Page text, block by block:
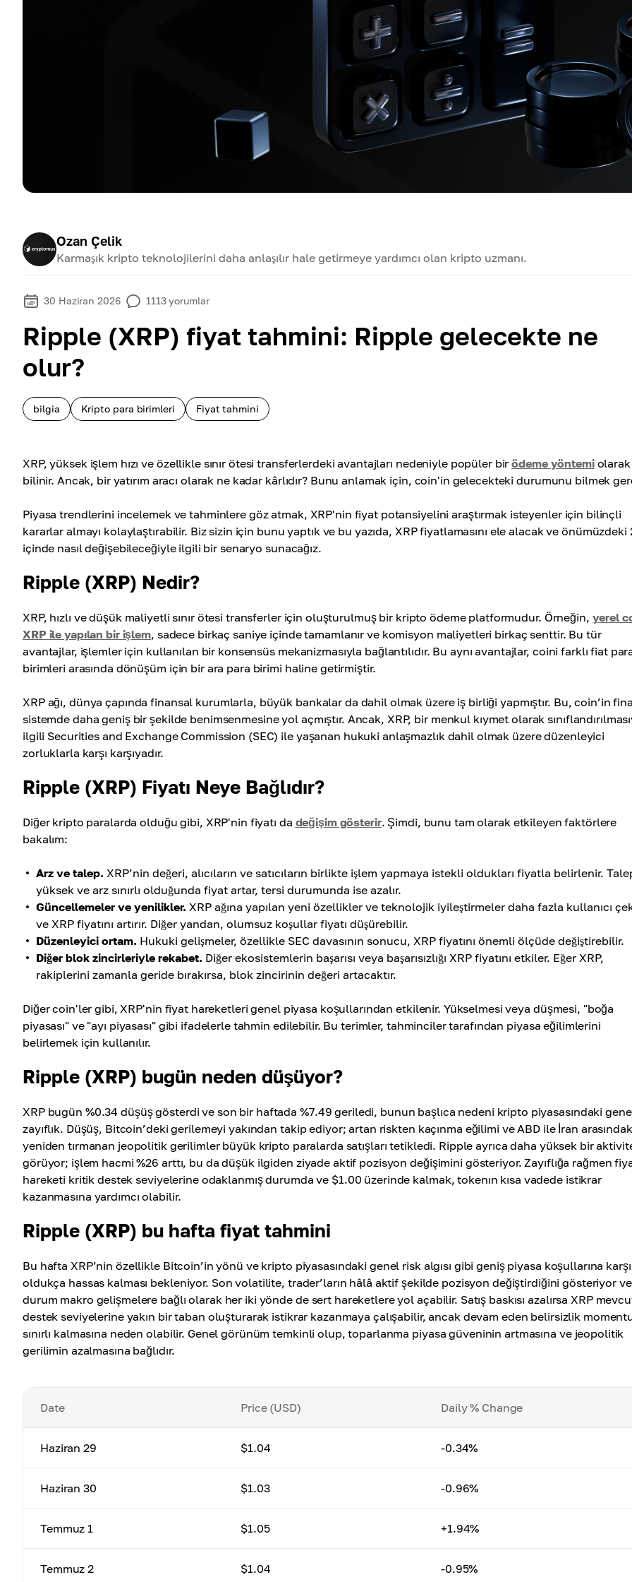
Ozan Çelik
Karmaşık kripto teknolojilerini daha anlaşılır hale getirmeye yardımcı olan kripto uzmanı.
30 Haziran 2026 1113 yorumlar
Ripple (XRP) fiyat tahmini: Ripple gelecekte ne
olur?
bilgia Kripto para birimleri Fiyat tahmini
XRP, yüksek işlem hızı ve özellikle sınır ötesi transferlerdeki avantajları nedeniyle popüler birödeme yöntemiolarak
bilinir. Ancak, bir yatırım aracı olarak ne kadar kârlıdır? Bunu anlamak için, coin'in gelecekteki durumunu bilmek
Piyasa trendlerini incelemek ve tahminlere göz atmak, XRP'nin fiyat potansiyelini araştırmak isteyenler için bilinçli
kararlar almayı kolaylaştırabilir. Biz sizin için bunu yaptık ve bu yazıda, XRP fiyatlamasını ele alacak ve önümüzdeki
içinde nasıl değişebileceğiyle ilgili bir senaryo sunacağız.
Ripple (XRP) Nedir?
XRP, hızlı ve düşük maliyetli sınır ötesi transferler için oluşturulmuş bir kripto ödeme platformudur. Örneğin, yerel
XRP ile yapılan bir işlem, sadece birkaç saniye içinde tamamlanır ve komisyon maliyetleri birkaç senttir. Bu tür
avantajlar, işlemler için kullanılan bir konsensüs mekanizmasıyla bağlantılıdır. Bu aynı avantajlar, coini farklı fiat
birimleri arasında dönüşüm için bir ara para birimi haline getirmiştir.
XRP ağı, dünya çapında finansal kurumlarla, büyük bankalar da dahil olmak üzere iş birliği yapmıştır. Bu, coin’in
sistemde daha geniş bir şekilde benimsenmesine yol açmıştır. Ancak, XRP, bir menkul kıymet olarak
ilgili Securities and Exchange Commission (SEC) ile yaşanan hukuki anlaşmazlık dahil olmak üzere düzenleyici
zorluklarla karşı karşıyadır.
Ripple (XRP) Fiyatı Neye Bağlıdır?
Diğer kripto paralarda olduğu gibi, XRP'nin fiyatı da değişim gösterir. Şimdi, bunu tam olarak etkileyen faktörlere
bakalım:
Arz ve talep. XRP’nin değeri, alıcıların ve satıcıların birlikte işlem yapmaya istekli oldukları fiyatla belirlenir.
yüksek ve arz sınırlı olduğunda fiyat artar, tersi durumunda ise azalır.
Güncellemeler ve yenilikler. XRP ağına yapılan yeni özellikler ve teknolojik iyileştirmeler daha fazla kullanıcı
ve XRP fiyatını artırır. Diğer yandan, olumsuz koşullar fiyatı düşürebilir.
Düzenleyici ortam. Hukuki gelişmeler, özellikle SEC davasının sonucu, XRP fiyatını önemli ölçüde değiştirebilir.
Diğer blok zincirleriyle rekabet. Diğer ekosistemlerin başarısı veya başarısızlığı XRP fiyatını etkiler. Eğer XRP,
rakiplerini zamanla geride bırakırsa, blok zincirinin değeri artacaktır.
Diğer coin'ler gibi, XRP'nin fiyat hareketleri genel piyasa koşullarından etkilenir. Yükselmesi veya düşmesi, "boğa
piyasası" ve "ayı piyasası" gibi ifadelerle tahmin edilebilir. Bu terimler, tahminciler tarafından piyasa eğilimlerini
belirlemek için kullanılır.
Ripple (XRP) bugün neden düşüyor?
XRP bugün %0.34 düşüş gösterdi ve son bir haftada %7.49 geriledi, bunun başlıca nedeni kripto piyasasındaki
zayıflık. Düşüş, Bitcoin’deki gerilemeyi yakından takip ediyor; artan riskten kaçınma eğilimi ve ABD ile İran
yeniden tırmanan jeopolitik gerilimler büyük kripto paralarda satışları tetikledi. Ripple ayrıca daha yüksek bir
görüyor; işlem hacmi %26 arttı, bu da düşük ilgiden ziyade aktif pozisyon değişimini gösteriyor. Zayıflığa rağmen
hareketi kritik destek seviyelerine odaklanmış durumda ve $1.00 üzerinde kalmak, tokenın kısa vadede istikrar
kazanmasına yardımcı olabilir.
Ripple (XRP) bu hafta fiyat tahmini
Bu hafta XRP’nin özellikle Bitcoin’in yönü ve kripto piyasasındaki genel risk algısı gibi geniş piyasa koşullarına karşı
oldukça hassas kalması bekleniyor. Son volatilite, trader’ların hâlâ aktif şekilde pozisyon değiştirdiğini gösteriyor
durum makro gelişmelere bağlı olarak her iki yönde de sert hareketlere yol açabilir. Satış baskısı azalırsa XRP
destek seviyelerine yakın bir taban oluşturarak istikrar kazanmaya çalışabilir, ancak devam eden belirsizlik
sınırlı kalmasına neden olabilir. Genel görünüm temkinli olup, toparlanma piyasa güveninin artmasına ve jeopolitik
gerilimin azalmasına bağlıdır.
Date Price (USD) Daily % Change
Haziran 29 $1.04 -0.34%
Haziran 30 $1.03 -0.96%
Temmuz 1 $1.05 +1.94%
Temmuz 2 $1.04 -0.95%